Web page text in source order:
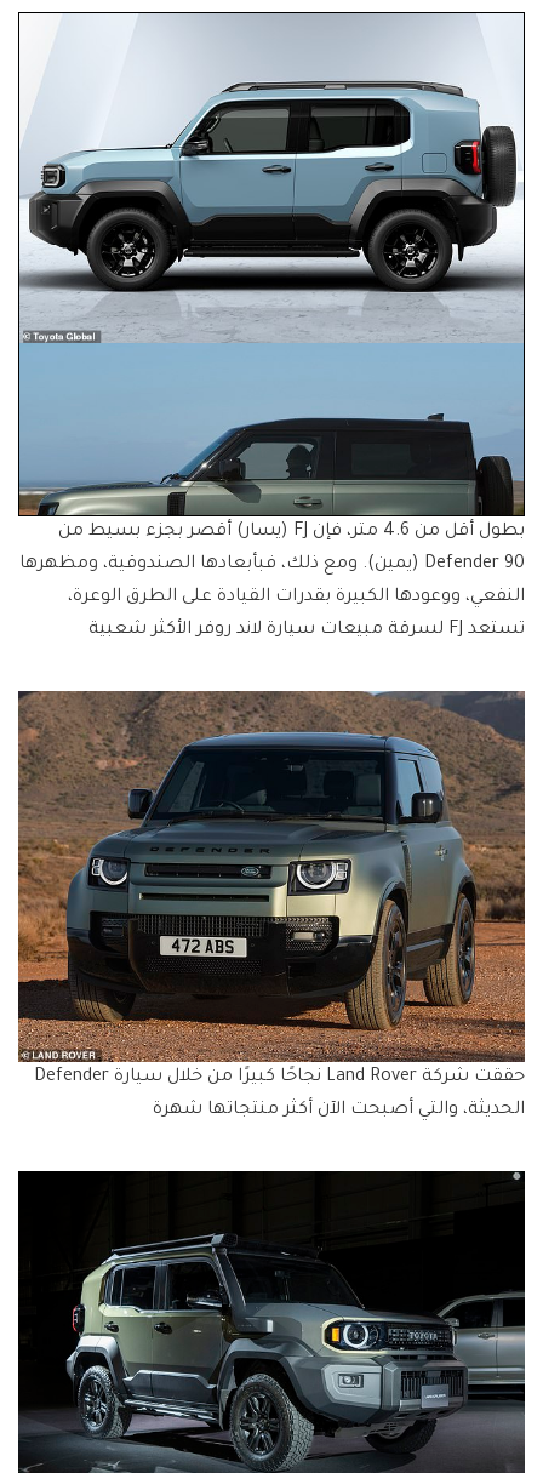
بطول أقل من 4.6 متر، فإن FJ (يسار) أقصر بجزء بسيط من
Defender 90 (يمين). ومع ذلك، فبأبعادها الصندوقية، ومظهرها
النفعي، ووعودها الكبيرة بقدرات القيادة على الطرق الوعرة،
تستعد FJ لسرقة مبيعات سيارة لاند روفر الأكثر شعبية
حققت شركة Land Rover نجاحًا كبيرًا من خلال سيارة Defender
الحديثة، والتي أصبحت الآن أكثر منتجاتها شهرة